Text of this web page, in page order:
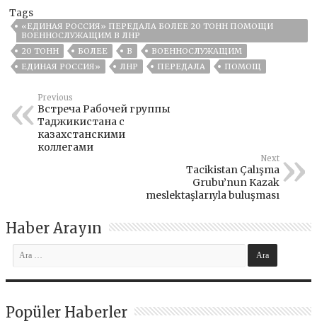
Tags
«ЕДИНАЯ РОССИЯ» ПЕРЕДАЛА БОЛЕЕ 20 ТОНН ПОМОЩИ
ВОЕННОСЛУЖАЩИМ В ЛНР
20 ТОНН
БОЛЕЕ В
ВОЕННОСЛУЖАЩИМ
ЕДИНАЯ РОССИЯ»
ЛНР ПЕРЕДАЛА ПОМОЩ
Previous
Встреча Рабочей группы
Таджикистана с
казахстанскими
коллегами
Next
Tacikistan Çalışma
Grubu’nun Kazak
meslektaşlarıyla buluşması
Haber Arayın
Popüler Haberler